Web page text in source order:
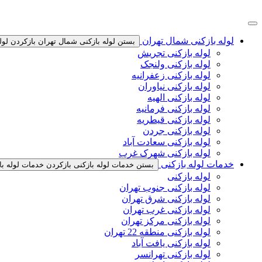
به
لوله بازکنی شمال تهران
بستن لوله بازکنی شمال تهران بازکردن
لوله بازکنی تجریش
لوله بازکنی ولنجک
لوله بازکنی زعفرانیه
لوله بازکنی نیاوران
لوله بازکنی الهیه
لوله بازکنی فرمانیه
لوله بازکنی قیطریه
لوله بازکنی جردن
لوله بازکنی سعادت آباد
لوله بازکنی شهرک غرب
خدمات لوله بازکنی
بستن خدمات لوله بازکنی بازکردن خدمات لوله
لوله بازکنی
لوله بازکنی جنوب تهران
لوله بازکنی شرق تهران
لوله بازکنی غرب تهران
لوله بازکنی مرکز تهران
لوله بازکنی منطقه 22 تهران
لوله بازکنی یافت آباد
لوله بازکنی تهرانسر